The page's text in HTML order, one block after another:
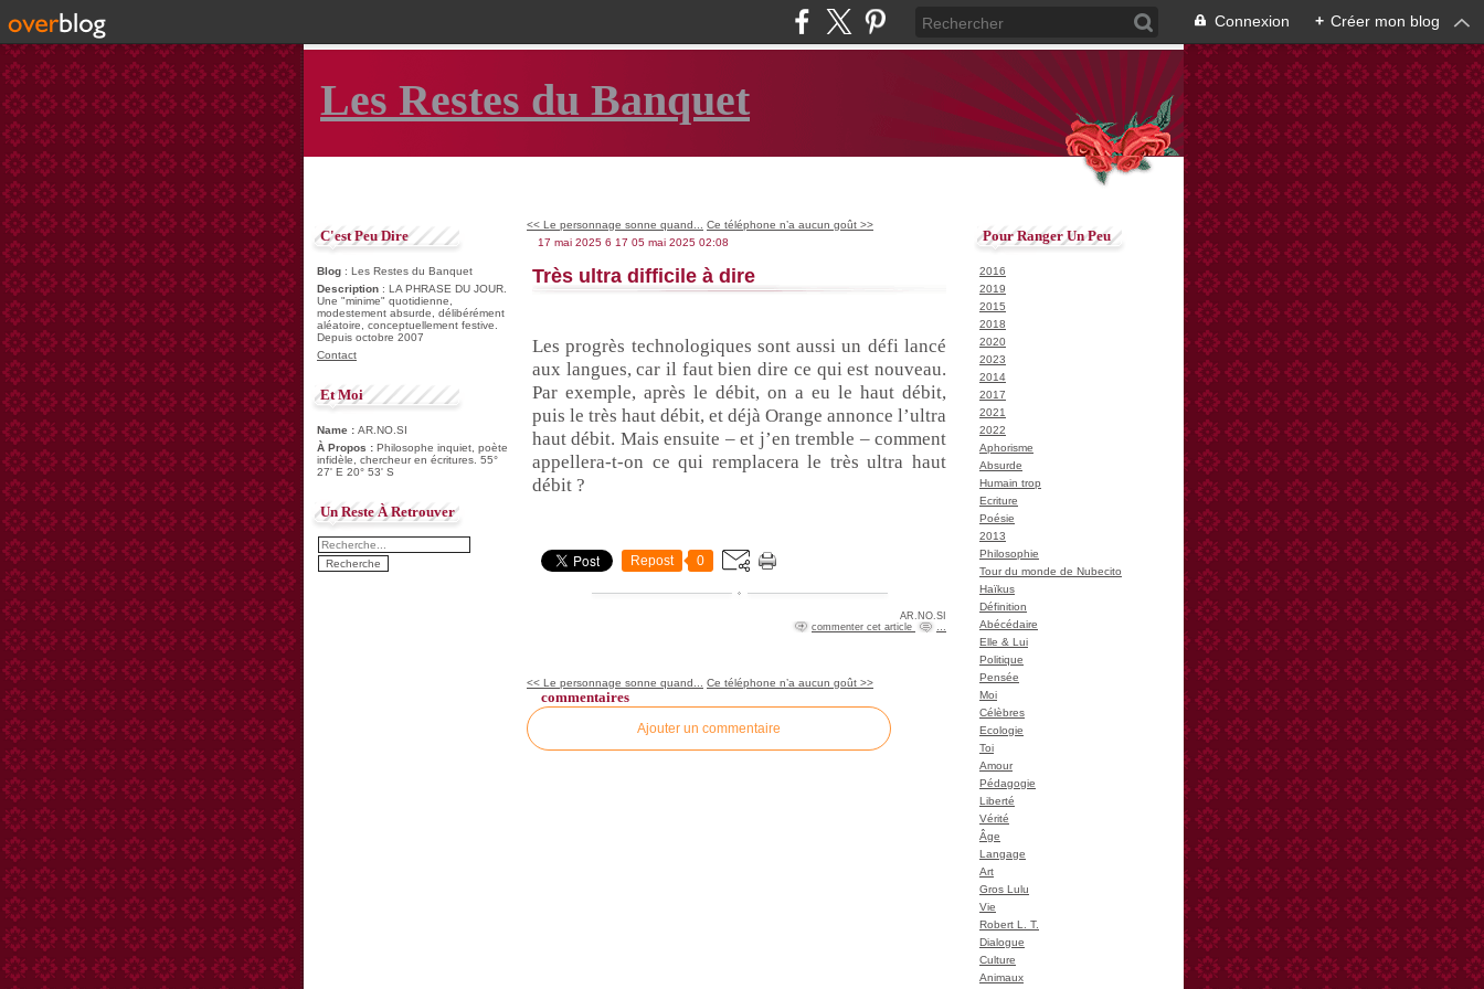
Connexion + Créer mon blog
Les Restes du Banquet
C'est Peu Dire
Blog : Les Restes du Banquet
Description : LA PHRASE DU JOUR.
Une "minime" quotidienne,
modestement absurde, délibérément
aléatoire, conceptuellement festive.
Depuis octobre 2007
Contact
Et Moi
Name : AR.NO.SI
À Propos : Philosophe inquiet, poète
infidèle, chercheur en écritures. 55°
27' E 20° 53' S
Un Reste À Retrouver
<< Le personnage sonne quand...
Ce téléphone n’a aucun goût >>
17 mai 2025 6 17 05 mai 2025 02:08
Très ultra difficile à dire
Les progrès technologiques sont aussi un défi lancé
aux langues, car il faut bien dire ce qui est nouveau.
Par exemple, après le débit, on a eu le haut débit,
puis le très haut débit, et déjà Orange annonce l’ultra
haut débit. Mais ensuite – et j’en tremble – comment
appellera-t-on ce qui remplacera le très ultra haut
débit ?
Repost 0
AR.NO.SI
commenter cet article
<< Le personnage sonne quand... Ce téléphone n’a aucun goût >>
commentaires
Ajouter un commentaire
Pour Ranger Un Peu
2016
2019
2015
2018
2020
2023
2014
2017
2021
2022
Aphorisme
Absurde
Humain trop
Ecriture
Poésie
2013
Philosophie
Tour du monde de Nubecito
Haïkus
Définition
Abécédaire
Elle & Lui
Politique
Pensée
Moi
Célèbres
Ecologie
Toi
Amour
Pédagogie
Liberté
Vérité
Âge
Langage
Art
Gros Lulu
Vie
Robert L. T.
Dialogue
Culture
Animaux